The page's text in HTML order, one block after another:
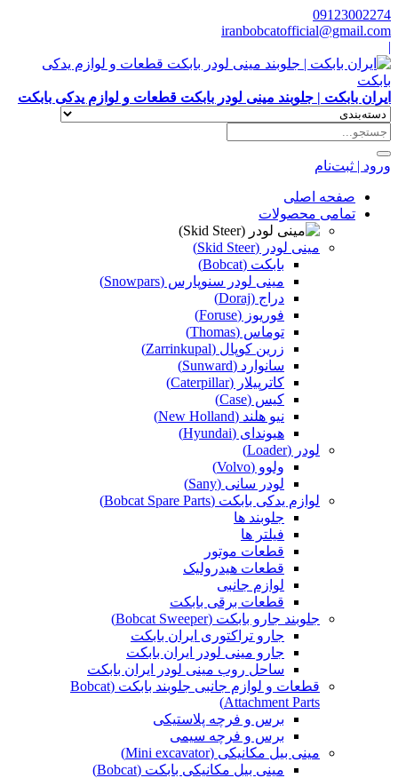
09123002274
iranbobcatofficial@gmail.com
|
ایران بابکت | جلوبند مینی لودر بابکت قطعات و لوازم یدکی بابکت
ورود | ثبت‌نام
صفحه اصلی
تمامی محصولات
مینی لودر (Skid Steer)
بابکت (Bobcat)
مینی لودر سنوپارس (Snowpars)
دراج (Doraj)
فوریوز (Foruse)
توماس (Thomas)
زرین کوپال (Zarrinkupal)
سانوارد (Sunward)
کاترپیلار (Caterpillar)
کیس (Case)
نیو هلند (New Holland)
هیوندای (Hyundai)
لودر (Loader)
ولوو (Volvo)
لودر سانی (Sany)
لوازم یدکی بابکت (Bobcat Spare Parts)
جلوبند ها
فیلتر ها
قطعات موتور
قطعات هیدرولیک
لوازم جانبی
قطعات برقی بابکت
جلوبند جارو بابکت (Bobcat Sweeper)
جارو تراکتوری ایران بابکت
جارو مینی لودر ایران بابکت
ساحل روب مینی لودر ایران بابکت
قطعات و لوازم جانبی جلوبند بابکت (Bobcat
Attachment Parts)
برس و فرچه پلاستیکی
برس و فرچه سیمی
مینی بیل مکانیکی (Mini excavator)
مینی بیل مکانیکی بابکت (Bobcat)